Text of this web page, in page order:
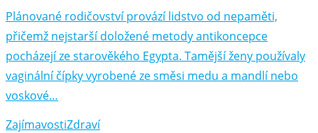
Plánované rodičovství provází lidstvo od nepaměti,
přičemž nejstarší doložené metody antikoncepce
pocházejí ze starověkého Egypta. Tamější ženy používaly
vaginální čípky vyrobené ze směsi medu a mandlí nebo
voskové…
ZajímavostiZdraví